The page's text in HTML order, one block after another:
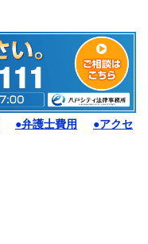
●弁護士費用
●アクセ